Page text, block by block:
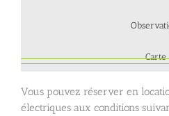
Carte
Vous pouvez réserver en
électriques aux conditions